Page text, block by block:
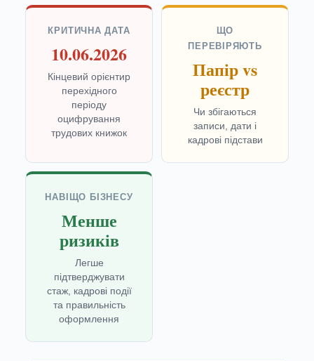
КРИТИЧНА ДАТА
10.06.2026
Кінцевий орієнтир
перехідного
періоду
оцифрування
трудових книжок
ЩО
ПЕРЕВІРЯЮТЬ
Папір vs
реєстр
Чи збігаються
записи, дати і
кадрові підстави
НАВІЩО БІЗНЕСУ
Менше
ризиків
Легше
підтверджувати
стаж, кадрові події
та правильність
оформлення